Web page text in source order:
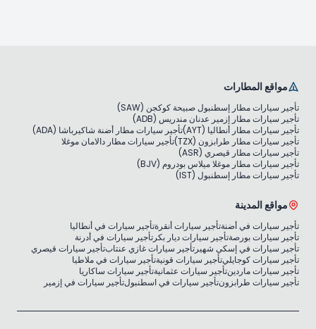
مواقع المطارات
تأجير سيارات مطار إسطنبول صبيحة كوكجن (SAW)
تأجير سيارات مطار إزمير عدنان مندريس (ADB)
تأجير سيارات مطار أنطاليا (AYT)
تأجير سيارات مطار أضنة شاكيرباشا (ADA)
تأجير سيارات مطار طرابزون (TZX)
تأجير سيارات مطار دالامان موغلا
تأجير سيارات مطار قيصري (ASR)
تأجير سيارات مطار موغلا ميلاس بودروم (BJV)
تأجير سيارات مطار إسطنبول (IST)
مواقع المدينة
تأجير سيارات في أضنةتأجير سيارات أنقرةتأجير سيارات في أنطاليا
تأجير سيارات بورصةتأجير سيارات ديار بكرتأجير سيارات في أدرنة
تأجير سيارات في إسكي شهيرتأجير سيارات غازي عنتابتأجير سيارات قيصري
تأجير سيارات كوجايليتأجير سيارات قونيةتأجير سيارات في ملاطيا
تأجير سيارات ماردينتأجير سيارات عثمانيةتأجير سيارات ساكاريا
تأجير سيارات طرابزونتأجير سيارات في اسطنبولتأجير سيارات في إزمير